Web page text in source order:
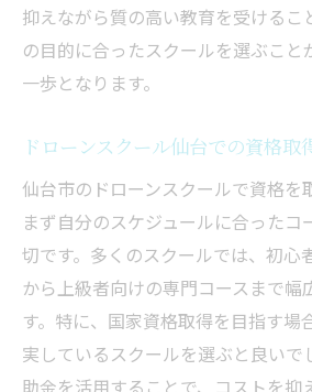
抑えながら質の高い教育を受けるこ
の目的に合ったスクールを選ぶこと
一歩となります。
ドローンスクール仙台での資格取
仙台市のドローンスクールで資格を
まず自分のスケジュールに合ったコ
切です。多くのスクールでは、初心
から上級者向けの専門コースまで幅
す。特に、国家資格取得を目指す場
実しているスクールを選ぶと良いで
助金を活用することで、コストを抑